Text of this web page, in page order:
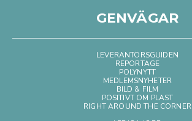
GENVÄGAR
LEVERANTÖRSGUIDEN
REPORTAGE
POLYNYTT
MEDLEMSNYHETER
BILD & FILM
POSITIVT OM PLAST
RIGHT AROUND THE CORNER